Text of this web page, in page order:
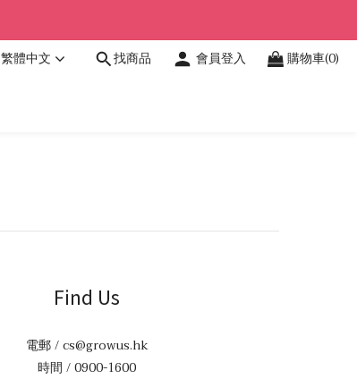
繁體中文 找商品 會員登入 購物車(0)
Find Us
電郵 / cs@growus.hk
時間 / 0900-1600